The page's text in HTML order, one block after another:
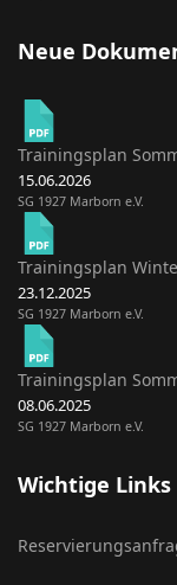
Neue
Trainingsplan
15.06.2026
SG 1927 Marborn e.V.
Trainingsplan
23.12.2025
SG 1927 Marborn e.V.
Trainingsplan
08.06.2025
SG 1927 Marborn e.V.
Wichtige Links